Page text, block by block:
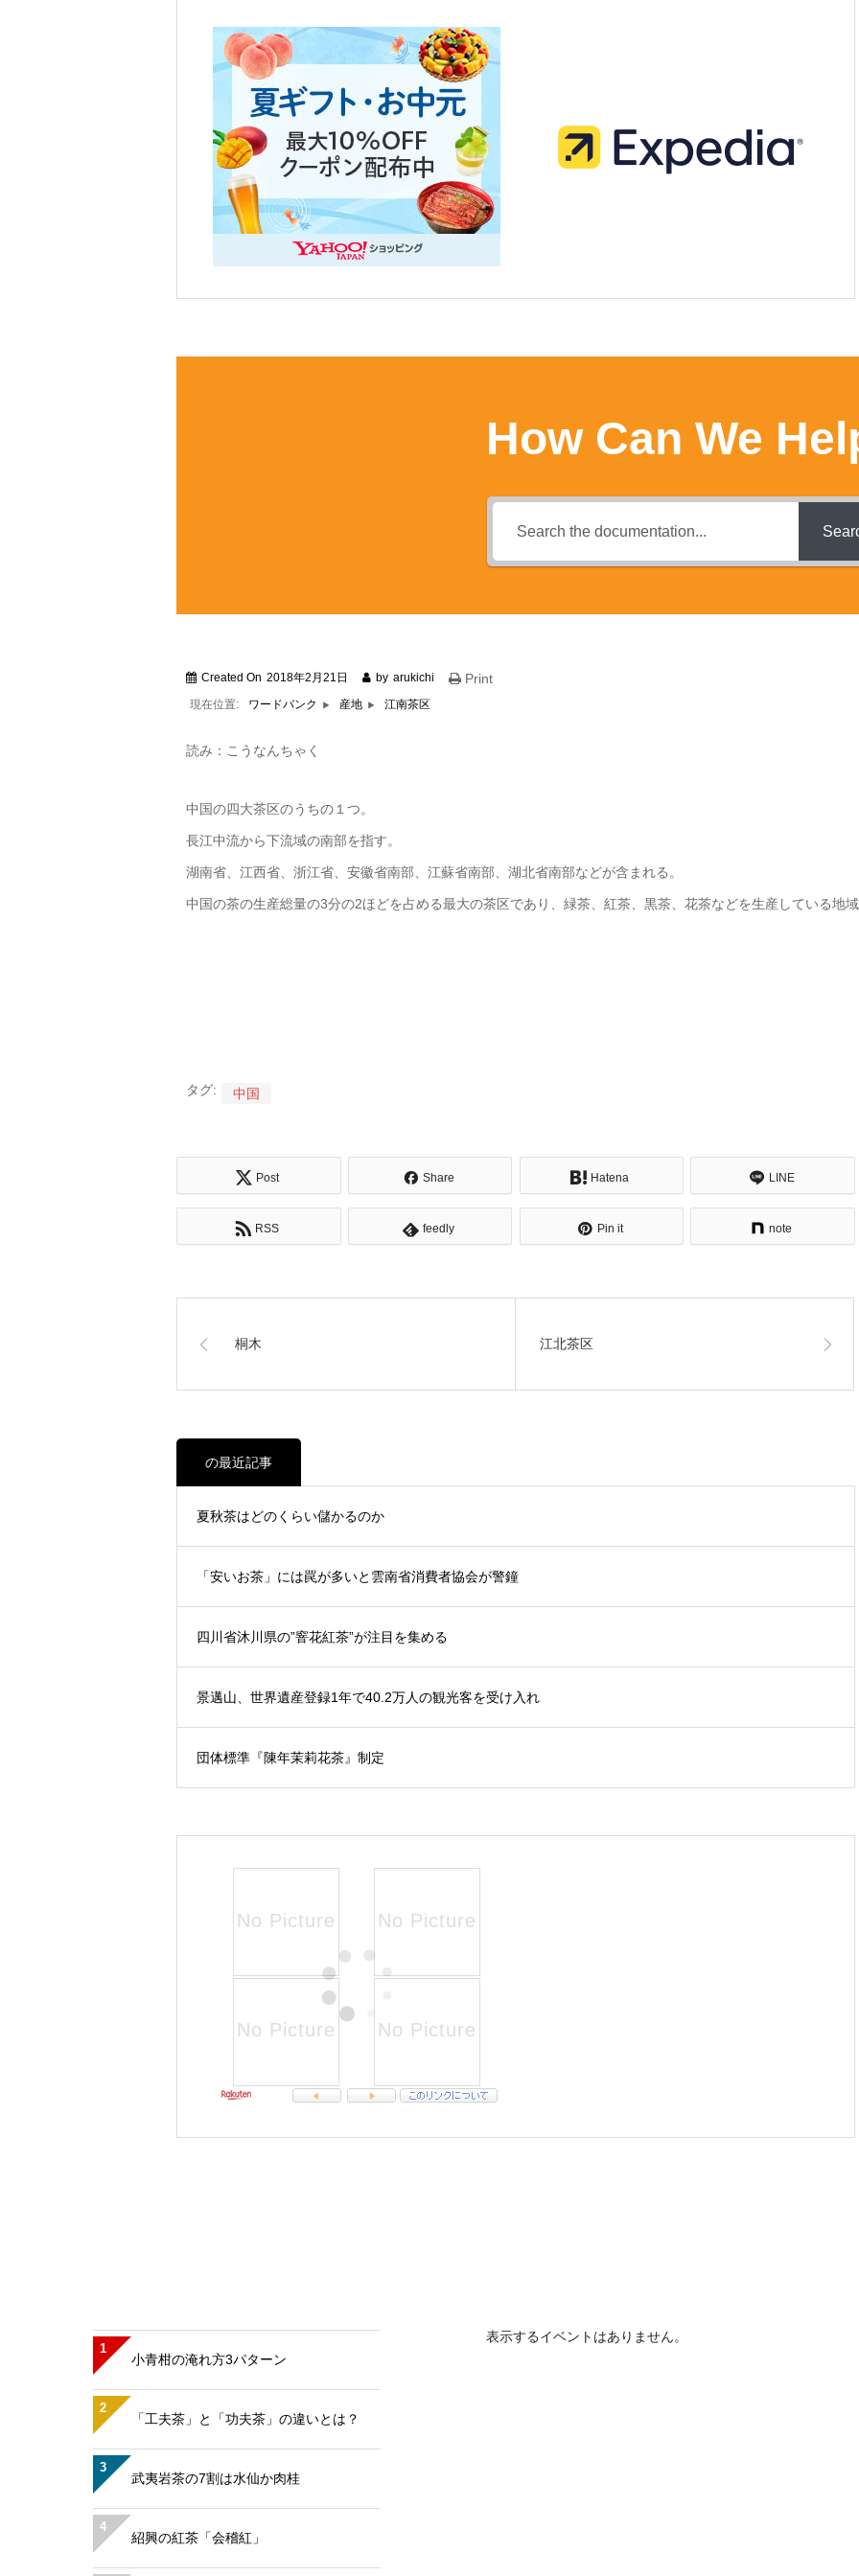
How Can We
Created On 2018年2月21日 by arukichi Print
現在位置: ワードバンク 産地 江南茶区
読み：こうなんちゃく
中国の四大茶区のうちの１つ。
長江中流から下流域の南部を指す。
湖南省、江西省、浙江省、安徽省南部、江蘇省南部、湖北省南部などが含まれる。
中国の茶の生産総量の3分の2ほどを占める最大の茶区であり、緑茶、紅茶、黒茶、花茶などを生産している地域
タグ: 中国
Post Share Hatena LINE
RSS feedly Pin it note
桐木 江北茶区
の最近記事
夏秋茶はどのくらい儲かるのか
「安いお茶」には罠が多いと雲南省消費者協会が警鐘
四川省沐川県の”窨花紅茶”が注目を集める
景邁山、世界遺産登録1年で40.2万人の観光客を受け入れ
団体標準『陳年茉莉花茶』制定
1
小青柑の淹れ方3パターン
2
「工夫茶」と「功夫茶」の違いとは？
3
武夷岩茶の7割は水仙か肉桂
4
紹興の紅茶「会稽紅」
表示するイベントはありません。